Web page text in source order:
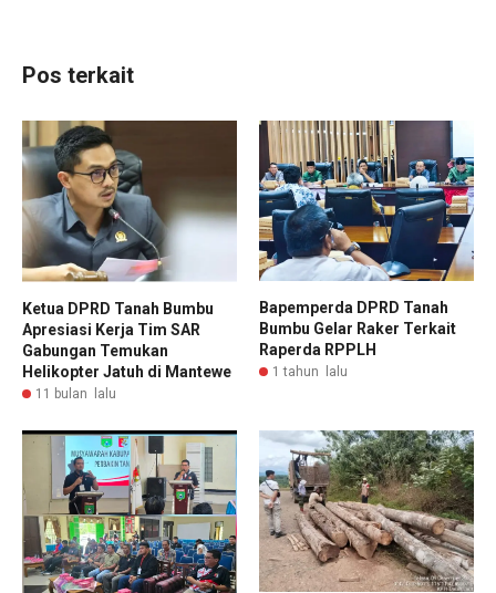
Pos terkait
Ketua DPRD Tanah Bumbu
Apresiasi Kerja Tim SAR
Gabungan Temukan
Helikopter Jatuh di Mantewe
11 bulan lalu
Bapemperda DPRD Tanah
Bumbu Gelar Raker Terkait
Raperda RPPLH
1 tahun lalu